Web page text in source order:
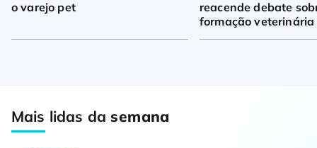
o varejo pet
reacende debate
formação veterinária
Mais lidas dasemana